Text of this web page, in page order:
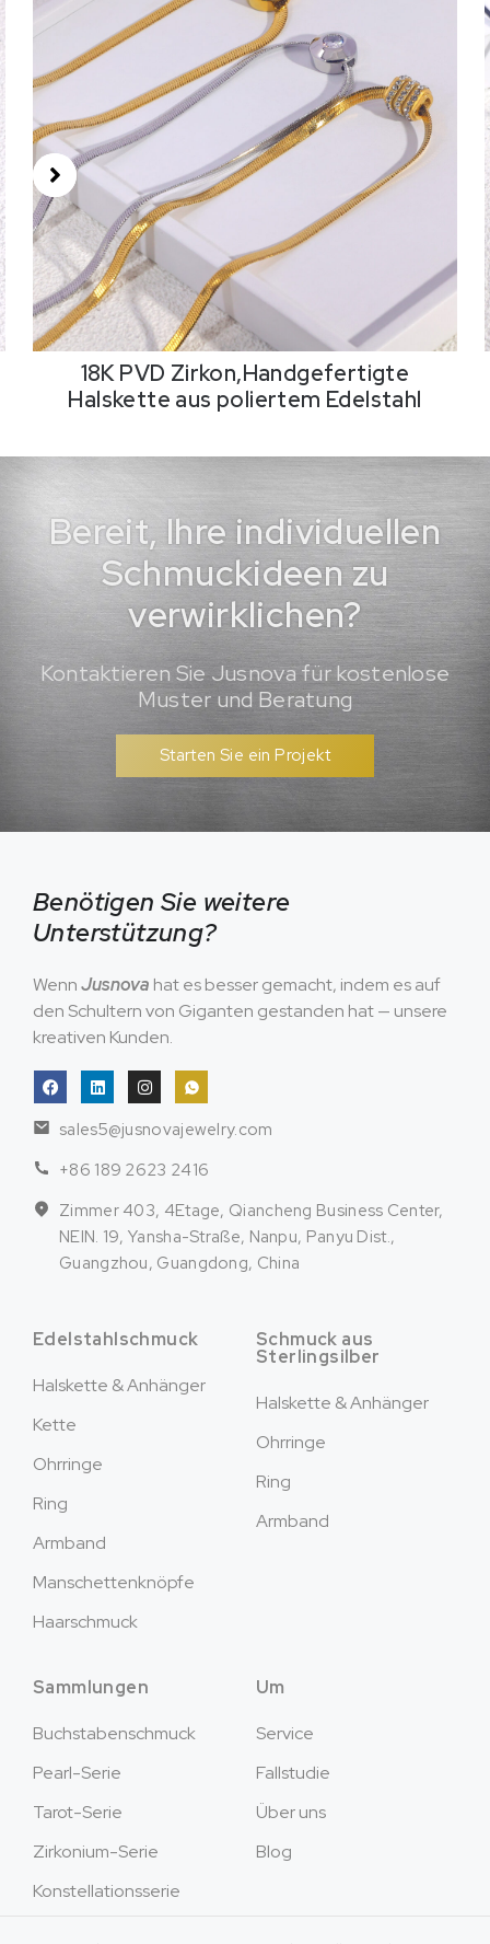
18K PVD Zirkon,Handgefertigte
Halskette aus poliertem Edelstahl
Bereit, Ihre individuellen
Schmuckideen zu
verwirklichen?
Kontaktieren Sie Jusnova für kostenlose
Muster und Beratung
Starten Sie ein Projekt
Benötigen Sie weitere
Unterstützung?
WennJusnova hat es besser gemacht, indem es auf
den Schultern von Giganten gestanden hat — unsere
kreativen Kunden.
sales5@jusnovajewelry.com
+86 189 2623 2416
Zimmer 403, 4Etage, Qiancheng Business Center,
NEIN. 19, Yansha-Straße, Nanpu, Panyu Dist.,
Guangzhou, Guangdong, China
Edelstahlschmuck
Halskette & Anhänger
Kette
Ohrringe
Ring
Armband
Manschettenknöpfe
Haarschmuck
Schmuck aus
Sterlingsilber
Halskette & Anhänger
Ohrringe
Ring
Armband
Sammlungen
Buchstabenschmuck
Pearl-Serie
Tarot-Serie
Zirkonium-Serie
Konstellationsserie
Um
Service
Fallstudie
Über uns
Blog